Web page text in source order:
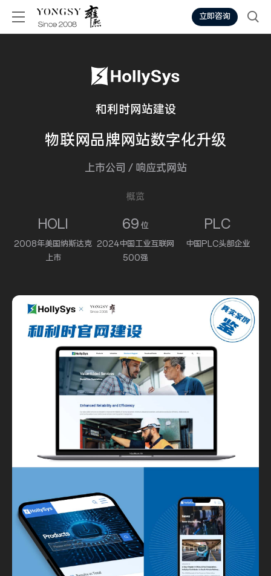
立即咨询
和利时网站建设
物联网品牌网站数字化升级
上市公司 / 响应式网站
概览
HOLI
2008年美国纳斯达克
上市
69 位
2024中国工业互联网
500强
PLC
中国PLC头部企业